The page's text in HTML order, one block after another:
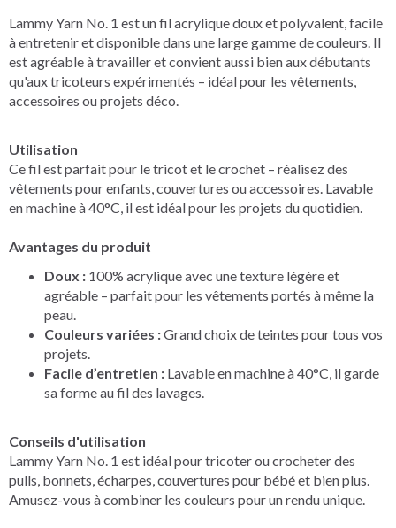
Lammy Yarn No. 1 est un fil acrylique doux et polyvalent, facile
à entretenir et disponible dans une large gamme de couleurs. Il
est agréable à travailler et convient aussi bien aux débutants
qu'aux tricoteurs expérimentés – idéal pour les vêtements,
accessoires ou projets déco.
Utilisation
Ce fil est parfait pour le tricot et le crochet – réalisez des
vêtements pour enfants, couvertures ou accessoires. Lavable
en machine à 40°C, il est idéal pour les projets du quotidien.
Avantages du produit
Doux : 100% acrylique avec une texture légère et
agréable – parfait pour les vêtements portés à même la
peau.
Couleurs variées :Grand choix de teintes pour tous vos
projets.
Facile d’entretien : Lavable en machine à 40°C, il garde
sa forme au fil des lavages.
Conseils d'utilisation
Lammy Yarn No. 1 est idéal pour tricoter ou crocheter des
pulls, bonnets, écharpes, couvertures pour bébé et bien plus.
Amusez-vous à combiner les couleurs pour un rendu unique.